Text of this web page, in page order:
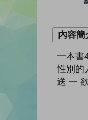
內容簡
一本書
性別的
送 一